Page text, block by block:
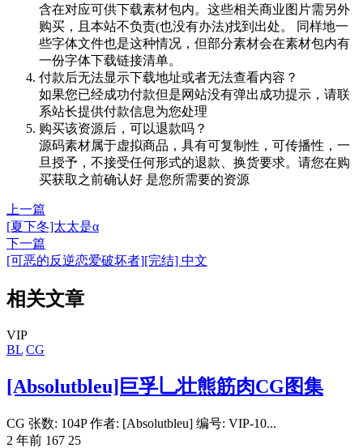
含在对应可供下载素材包内。这些相关商业图片需另外
购买，且本站不负责(也没有办法)找到出处。 同样地一
些字体文件也是这种情况，但部分素材会在素材包内有
一份字体下载链接清单。
付款后无法显示下载地址或者无法查看内容？
如果您已经成功付款但是网站没有弹出成功提示，请联
系站长提供付款信息为您处理
购买该资源后，可以退款吗？
源码素材属于虚拟商品，具有可复制性，可传播性，一
旦授予，不接受任何形式的退款、换货要求。请您在购
买获取之前确认好 是您所需要的资源
上一篇
[夏下冬]太太是α
下一篇
[可恶的反逆恋爱破坏者][完结] 中文
相关文章
VIP
BL CG
[Absolutbleu]巨孚乚壮熊筋肉CG图集
CG 张数: 104P 作者: [Absolutbleu] 编号: VIP-10...
2 年前 167 25